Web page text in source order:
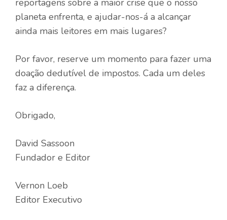
planeta enfrenta, e ajudar-nos-á a alcançar
ainda mais leitores em mais lugares?
Por favor, reserve um momento para fazer uma
doação dedutível de impostos. Cada um deles
faz a diferença.
Obrigado,
David Sassoon
Fundador e Editor
Vernon Loeb
Editor Executivo